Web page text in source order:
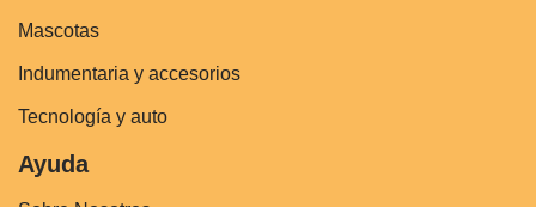
Mascotas
Indumentaria y accesorios
Tecnología y auto
Ayuda